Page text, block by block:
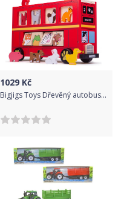
1029 Kč
Bigjigs Toys Dřevěný autobus se zvířátky